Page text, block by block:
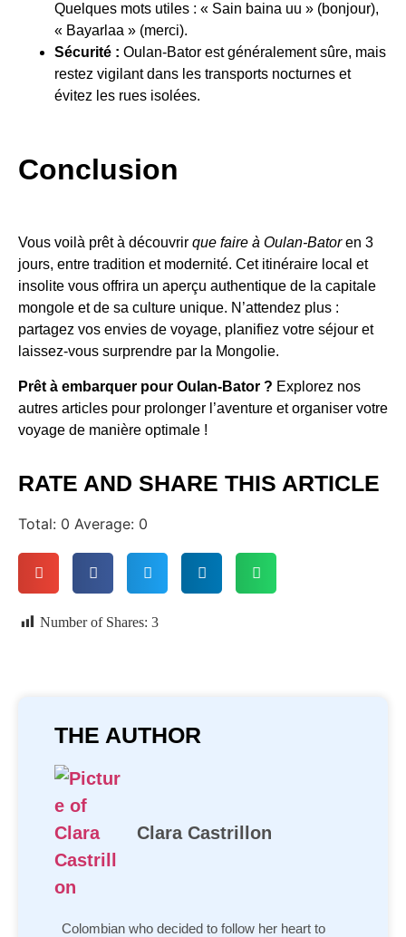
Quelques mots utiles : « Sain baina uu » (bonjour),
« Bayarlaa » (merci).
Sécurité : Oulan-Bator est généralement sûre, mais
restez vigilant dans les transports nocturnes et
évitez les rues isolées.
Conclusion
Vous voilà prêt à découvrir que faire à Oulan-Batoren 3
jours, entre tradition et modernité. Cet itinéraire local et
insolite vous offrira un aperçu authentique de la capitale
mongole et de sa culture unique. N’attendez plus :
partagez vos envies de voyage, planifiez votre séjour et
laissez-vous surprendre par la Mongolie.
Prêt à embarquer pour Oulan-Bator ? Explorez nos
autres articles pour prolonger l’aventure et organiser votre
voyage de manière optimale !
RATE AND SHARE THIS ARTICLE
Total: 0 Average: 0
Number of Shares: 3
THE AUTHOR
Clara Castrillon
Colombian who decided to follow her heart to